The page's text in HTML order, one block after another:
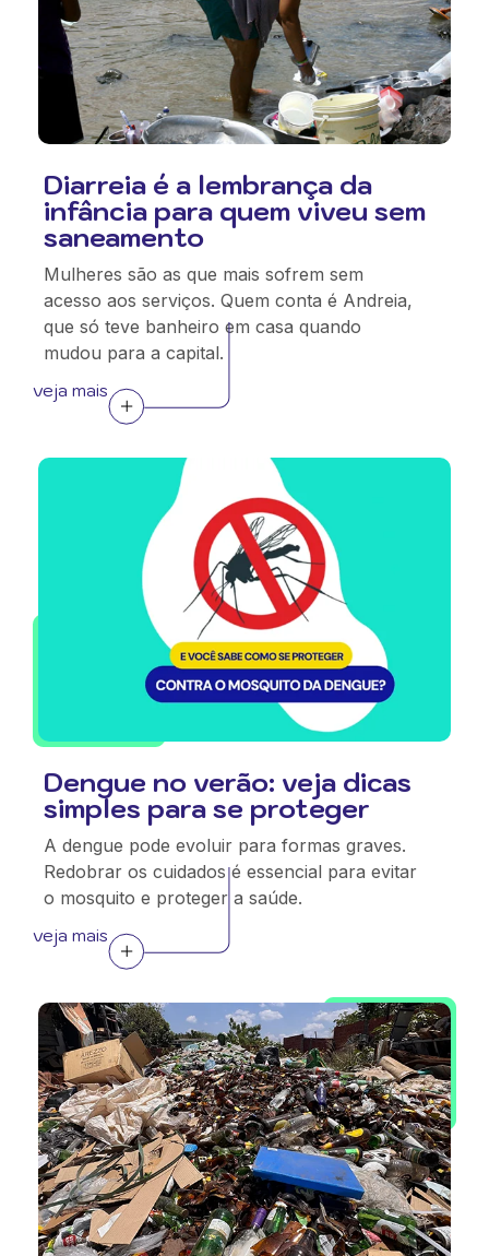
Diarreia é a lembrança da
infância para quem viveu sem
saneamento
Mulheres são as que mais sofrem sem
acesso aos serviços. Quem conta é Andreia,
que só teve banheiro em casa quando
mudou para a capital.
veja mais
Dengue no verão: veja dicas
simples para se proteger
A dengue pode evoluir para formas graves.
Redobrar os cuidados é essencial para evitar
o mosquito e proteger a saúde.
veja mais